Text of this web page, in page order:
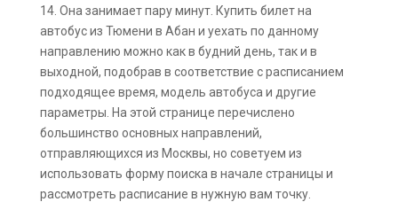
14. Она занимает пару минут. Купить билет на
автобус из Тюмени в Абан и уехать по данному
направлению можно как в будний день, так и в
выходной, подобрав в соответствие с расписанием
подходящее время, модель автобуса и другие
параметры. На этой странице перечислено
большинство основных направлений,
отправляющихся из Москвы, но советуем из
использовать форму поиска в начале страницы и
рассмотреть расписание в нужную вам точку.